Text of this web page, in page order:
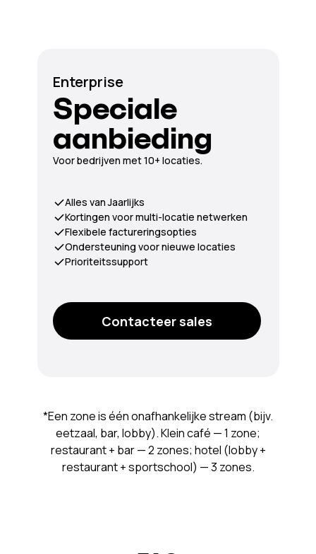
*Een zone is één onafhankelijke stream (bijv.
eetzaal, bar, lobby). Klein café — 1 zone;
restaurant + bar — 2 zones; hotel (lobby +
restaurant + sportschool) — 3 zones.
Enterprise
Speciale
aanbieding
Voor bedrijven met 10+ locaties.
Contacteer sales
Alles van Jaarlijks
Kortingen voor multi-locatie netwerken
Flexibele factureringsopties
Ondersteuning voor nieuwe locaties
Prioriteitssupport